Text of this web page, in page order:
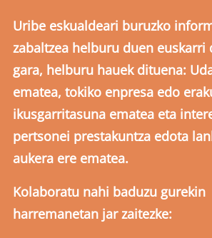
Uribe eskualdeari buruzko
zabaltzea helburu duen euskarri
gara, helburu hauek dituena:
ematea, tokiko enpresa edo
ikusgarritasuna ematea eta
pertsonei prestakuntza edota
aukera ere ematea.
Kolaboratu nahi baduzu gurekin
harremanetan jar zaitezke: